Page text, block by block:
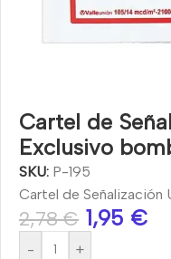
Cartel de
Exclusivo
SKU: P-195
Cartel de Señalización
2,78€ 1,95 €
- +